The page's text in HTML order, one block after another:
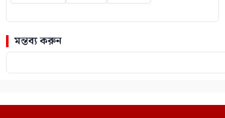
মন্তব্য করুন